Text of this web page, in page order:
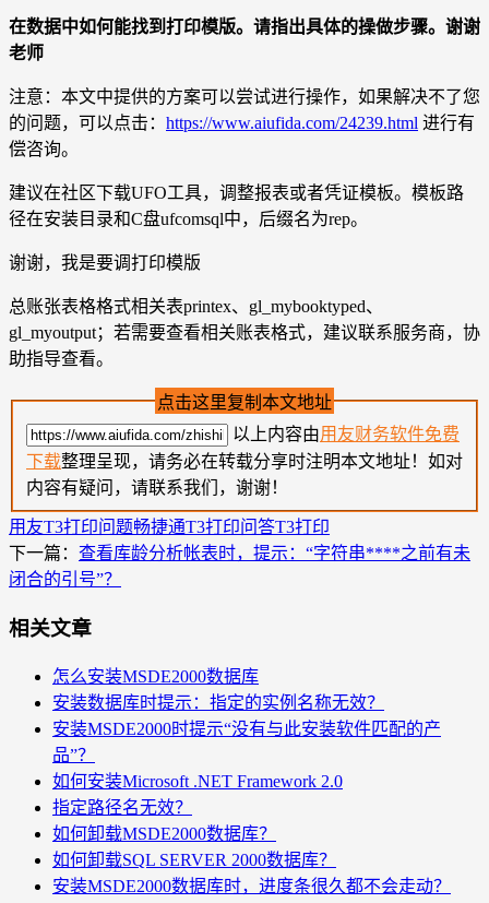
在数据中如何能找到打印模版。请指出具体的操做步骤。谢谢
老师
注意：本文中提供的方案可以尝试进行操作，如果解决不了您
的问题，可以点击： https://www.aiufida.com/24239.html 进行有
偿咨询。
建议在社区下载UFO工具，调整报表或者凭证模板。模板路
径在安装目录和C盘ufcomsql中，后缀名为rep。
谢谢，我是要调打印模版
总账张表格格式相关表printex、gl_mybooktyped、
gl_myoutput；若需要查看相关账表格式，建议联系服务商，协
助指导查看。
点击这里复制本文地址
以上内容由用友财务软件免费
下载整理呈现，请务必在转载分享时注明本文地址！如对
内容有疑问，请联系我们，谢谢！
用友T3打印问题畅捷通T3打印问答T3打印
下一篇： 查看库龄分析帐表时，提示：“字符串****之前有未
闭合的引号”？
相关文章
怎么安装MSDE2000数据库
安装数据库时提示：指定的实例名称无效？
安装MSDE2000时提示“没有与此安装软件匹配的产
品”？
如何安装Microsoft .NET Framework 2.0
指定路径名无效？
如何卸载MSDE2000数据库？
如何卸载SQL SERVER 2000数据库？
安装MSDE2000数据库时，进度条很久都不会走动？